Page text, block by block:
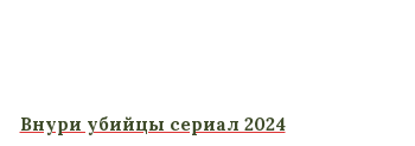
Внури убийцы сериал 2024